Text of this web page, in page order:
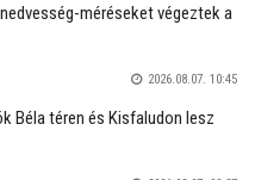
méréseket végeztek a
2026.08.07. 10:45
Béla téren és Kisfaludon lesz